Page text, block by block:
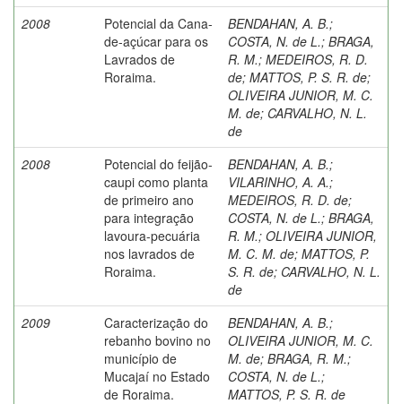
2008
Potencial da Cana-
de-açúcar para os
Lavrados de
Roraima.
BENDAHAN, A. B.;
COSTA, N. de L.; BRAGA,
R. M.; MEDEIROS, R. D.
de; MATTOS, P. S. R. de;
OLIVEIRA JUNIOR, M. C.
M. de; CARVALHO, N. L.
de
2008
Potencial do feijão-
caupi como planta
de primeiro ano
para integração
lavoura-pecuária
nos lavrados de
Roraima.
BENDAHAN, A. B.;
VILARINHO, A. A.;
MEDEIROS, R. D. de;
COSTA, N. de L.; BRAGA,
R. M.; OLIVEIRA JUNIOR,
M. C. M. de; MATTOS, P.
S. R. de; CARVALHO, N. L.
de
2009
Caracterização do
rebanho bovino no
município de
Mucajaí no Estado
de Roraima.
BENDAHAN, A. B.;
OLIVEIRA JUNIOR, M. C.
M. de; BRAGA, R. M.;
COSTA, N. de L.;
MATTOS, P. S. R. de